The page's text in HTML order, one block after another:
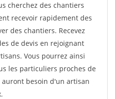
cherchez des chantiers
recevoir rapidement des
des chantiers. Recevez
de devis en rejoignant
Vous pourrez ainsi
les particuliers proches de
besoin d'un artisan